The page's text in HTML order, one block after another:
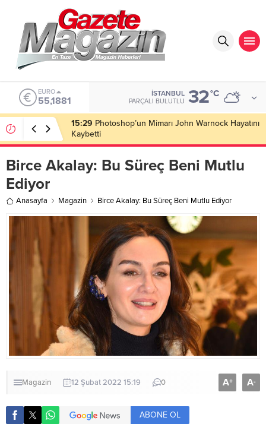
ALTIN
6.660,55
İSTANBUL
PARÇALI BULUTLU 32°C
15:26 Koronavirüste Yeni Varyant Alarmı: Tekrar Aşı
Olmalı Mı?
Birce Akalay: Bu Süreç Beni Mutlu
Ediyor
Anasayfa Magazin Birce Akalay: Bu Süreç Beni Mutlu Ediyor
Magazin 12 Şubat 2022 15:19 0 A+ A-
ABONE OL